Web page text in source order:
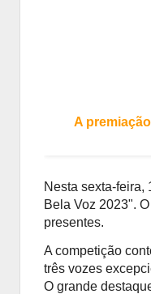
A
Nesta sexta-
Bela Voz 2023".
presentes.
A competição
três vozes
O grande